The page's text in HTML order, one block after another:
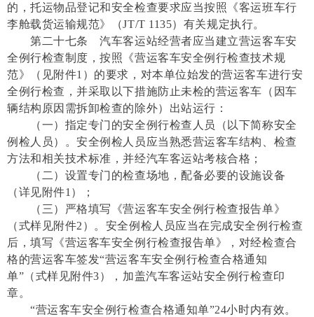
的，托运物品登记和安全检查要求应当按照《客运班车行
李舱载货运输规范》（JT/T 1135）有关规定执行。
第二十七条 汽车客运站经营者应当建立营运客车安
全例行检查制度，按照《营运客车安全例行检查技术规
范》（见附件1）的要求，对本单位始发的营运客车进行安
全例行检查，并采取以下措施防止未检的营运客车（因车
辆结构原因需拆卸检查的除外）出站运行：
（一）指定专门的安全例行检查人员（以下简称安全
例检人员）。安全例检人员应当熟悉营运客车结构、检查
方法和相关技术标准，并经汽车客运站考核合格；
（二）设置专门的检查场地，配备必要的设施设备
（详见附件1）；
（三）严格填写《营运客车安全例行检查报告单》
（式样见附件2）。安全例检人员应当在完成安全例行检查
后，填写《营运客车安全例行检查报告单》，对经检查合
格的营运客车签发“营运客车安全例行检查合格通知
单”（式样见附件3），加盖汽车客运站安全例行检查印
章。
“营运客车安全例行检查合格通知单”24小时内有效。